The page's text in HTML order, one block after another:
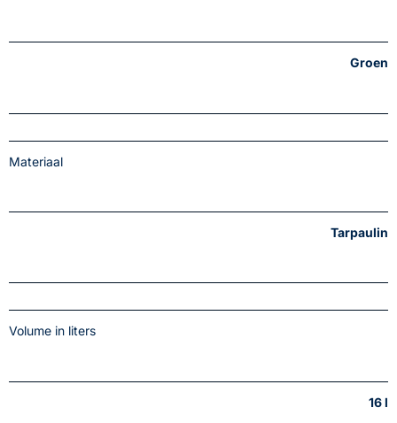
Groen
Materiaal
Tarpaulin
Volume in liters
16 l